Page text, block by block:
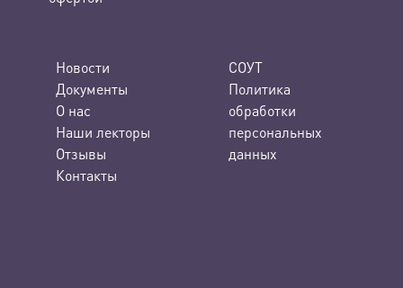
Новости
Документы
О нас
Наши лекторы
Отзывы
Контакты
СОУТ
Политика
обработки
персональных
данных